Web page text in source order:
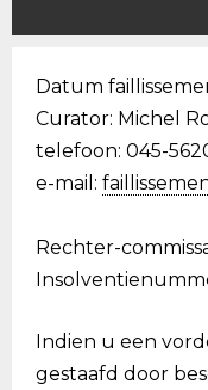
Datum
Curator: Michel
telefoon: 045-
e-mail:
Rechter-
Indien u een
gestaafd door